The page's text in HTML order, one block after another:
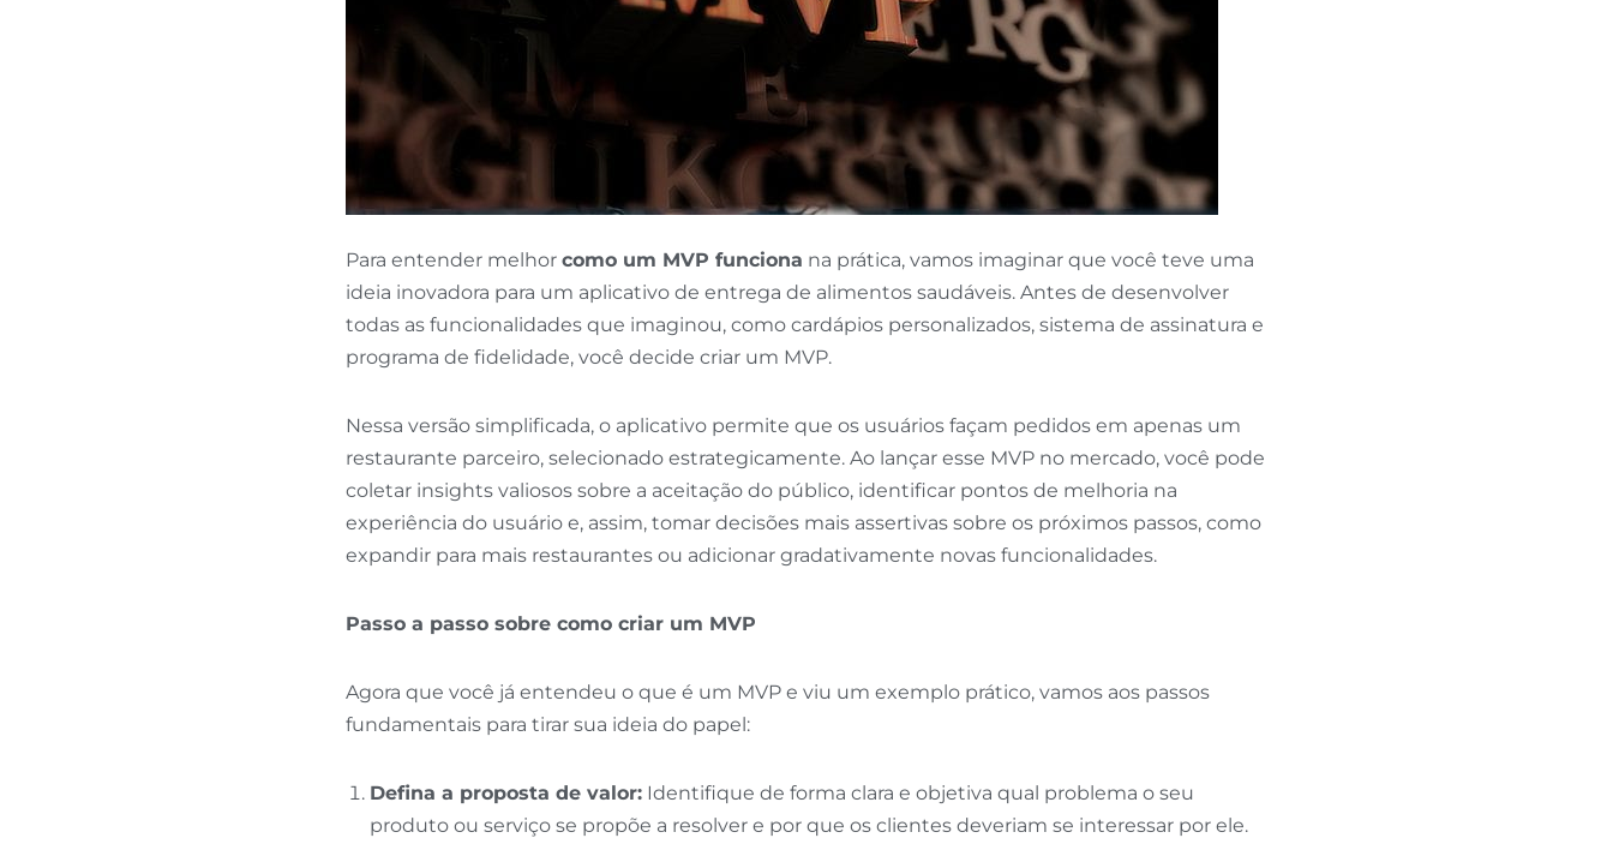
Para entender melhor como um MVP funciona na prática, vamos imaginar que você teve uma
ideia inovadora para um aplicativo de entrega de alimentos saudáveis. Antes de desenvolver
todas as funcionalidades que imaginou, como cardápios personalizados, sistema de assinatura e
programa de fidelidade, você decide criar um MVP.
Nessa versão simplificada, o aplicativo permite que os usuários façam pedidos em apenas um
restaurante parceiro, selecionado estrategicamente. Ao lançar esse MVP no mercado, você pode
coletar insights valiosos sobre a aceitação do público, identificar pontos de melhoria na
experiência do usuário e, assim, tomar decisões mais assertivas sobre os próximos passos, como
expandir para mais restaurantes ou adicionar gradativamente novas funcionalidades.
Passo a passo sobre como criar um MVP
Agora que você já entendeu o que é um MVP e viu um exemplo prático, vamos aos passos
fundamentais para tirar sua ideia do papel:
Defina a proposta de valor: Identifique de forma clara e objetiva qual problema o seu
produto ou serviço se propõe a resolver e por que os clientes deveriam se interessar por ele.